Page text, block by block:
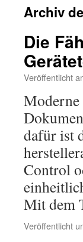
Archiv
Die
Veröffentlicht
dafür ist
Control
Mit dem
Veröffentlicht